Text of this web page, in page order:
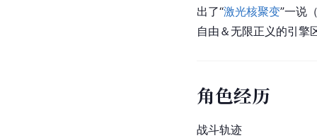
出了“激光核聚变”一说
自由＆无限正义的引擎
角色经历
战斗轨迹